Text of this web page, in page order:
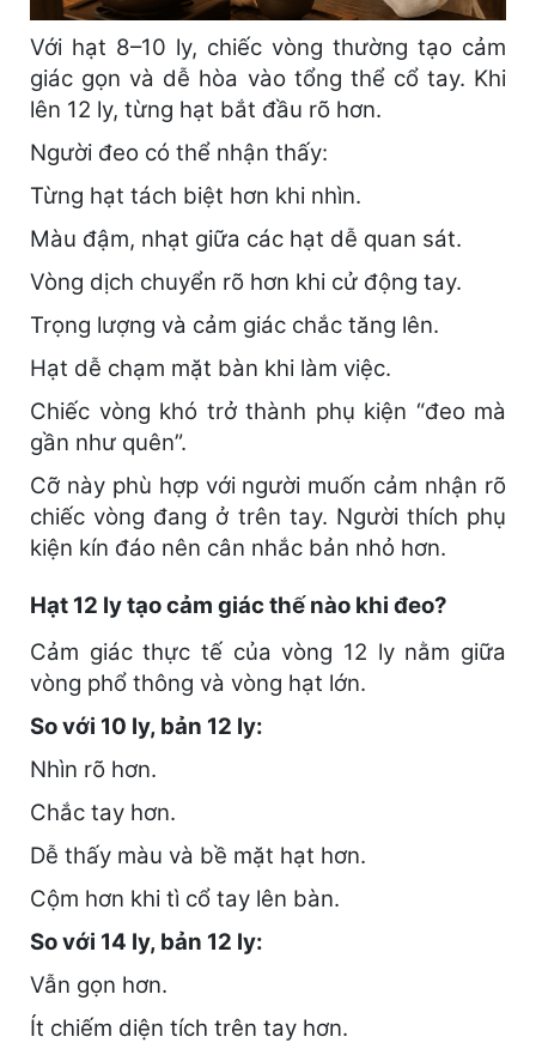
Với hạt 8–10 ly, chiếc vòng thường tạo cảm
giác gọn và dễ hòa vào tổng thể cổ tay. Khi
lên 12 ly, từng hạt bắt đầu rõ hơn.
Người đeo có thể nhận thấy:
Từng hạt tách biệt hơn khi nhìn.
Màu đậm, nhạt giữa các hạt dễ quan sát.
Vòng dịch chuyển rõ hơn khi cử động tay.
Trọng lượng và cảm giác chắc tăng lên.
Hạt dễ chạm mặt bàn khi làm việc.
Chiếc vòng khó trở thành phụ kiện “đeo mà
gần như quên”.
Cỡ này phù hợp với người muốn cảm nhận rõ
chiếc vòng đang ở trên tay. Người thích phụ
kiện kín đáo nên cân nhắc bản nhỏ hơn.
Hạt 12 ly tạo cảm giác thế nào khi đeo?
Cảm giác thực tế của vòng 12 ly nằm giữa
vòng phổ thông và vòng hạt lớn.
So với 10 ly, bản 12 ly:
Nhìn rõ hơn.
Chắc tay hơn.
Dễ thấy màu và bề mặt hạt hơn.
Cộm hơn khi tì cổ tay lên bàn.
So với 14 ly, bản 12 ly:
Vẫn gọn hơn.
Ít chiếm diện tích trên tay hơn.